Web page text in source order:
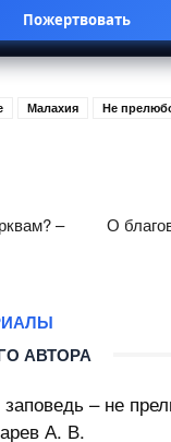
Пожертвовать
Малахия
Не
–
О
АВТОРА
заповедь – не
А. В.